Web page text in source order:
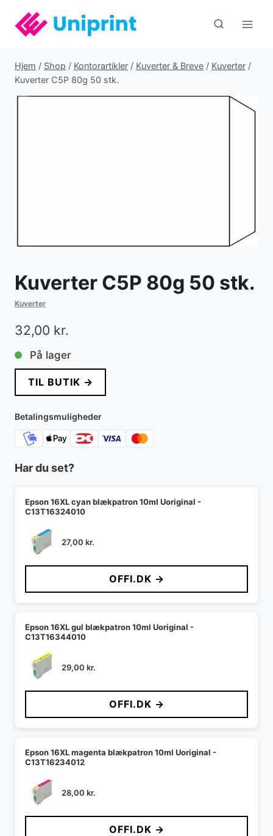
indhold
Hjem / Shop / Kontorartikler / Kuverter & Breve / Kuverter /
Kuverter C5P 80g 50 stk.
Kuverter C5P 80g 50 stk.
Kuverter
32,00 kr.
På lager
TIL BUTIK →
Betalingsmuligheder
Har du set?
Epson 16XL cyan blækpatron 10ml Uoriginal -
C13T16324010
27,00 kr.
OFFI.DK →
Epson 16XL gul blækpatron 10ml Uoriginal -
C13T16344010
29,00 kr.
OFFI.DK →
Epson 16XL magenta blækpatron 10ml Uoriginal -
C13T16234012
28,00 kr.
OFFI.DK →